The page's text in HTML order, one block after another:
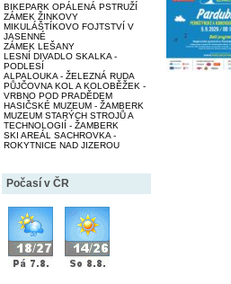
BIKEPARK OPÁLENÁ PSTRUŽÍ
ZÁMEK ŽINKOVY
MIKULÁŠTÍKOVO FOJTSTVÍ V
JASENNÉ
ZÁMEK LEŠANY
LESNÍ DIVADLO SKALKA -
PODLESÍ
ALPALOUKA - ŽELEZNÁ RUDA
PŮJČOVNA KOL A KOLOBĚŽEK -
VRBNO POD PRADĚDEM
HASIČSKÉ MUZEUM - ŽAMBERK
MUZEUM STARÝCH STROJŮ A
TECHNOLOGIÍ - ŽAMBERK
SKI AREÁL SACHROVKA -
ROKYTNICE NAD JIZEROU
Počasí v ČR